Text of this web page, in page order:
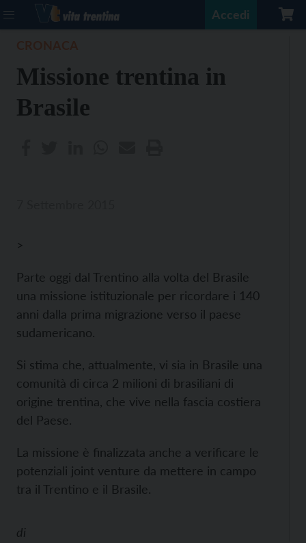
Accedi
Missione trentina in
Brasile
>
Parte oggi dal Trentino alla volta del Brasile
una missione istituzionale per ricordare i 140
anni dalla prima migrazione verso il paese
sudamericano.
Si stima che, attualmente, vi sia in Brasile una
comunità di circa 2 milioni di brasiliani di
origine trentina, che vive nella fascia costiera
del Paese.
La missione è finalizzata anche a verificare le
potenziali joint venture da mettere in campo
tra il Trentino e il Brasile.
di